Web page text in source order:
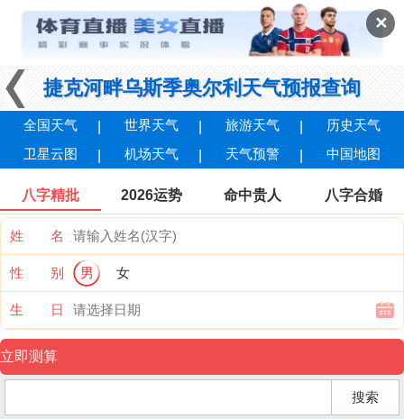
✕
捷克河畔乌斯季奥尔利天气预报查询
全国天气 世界天气 旅游天气
历史天气
卫星云图
机场天气 天气预警 中国地图
八字精批 2026运势 命中贵人 八字合婚
姓 名
性 别 男 女
生 日